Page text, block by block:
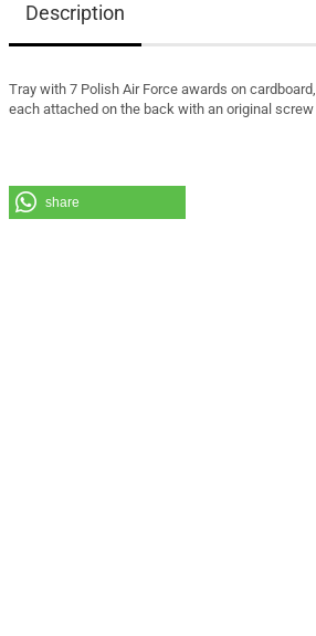
Description
Tray with 7 Polish Air Force awards on cardboard,
each attached on the back with an original screw
share